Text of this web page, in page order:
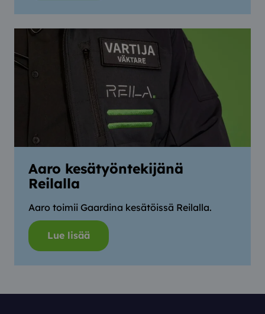
Aaro kesätyöntekijänä
Reilalla
Aaro toimii Gaardina kesätöissä Reilalla.
Lue lisää